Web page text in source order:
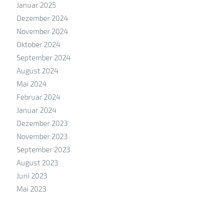
Januar 2025
Dezember 2024
November 2024
Oktober 2024
September 2024
August 2024
Mai 2024
Februar 2024
Januar 2024
Dezember 2023
November 2023
September 2023
August 2023
Juni 2023
Mai 2023